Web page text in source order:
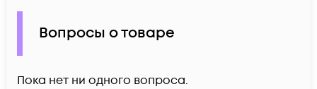
Вопросы о товаре
Пока нет ни одного вопроса.